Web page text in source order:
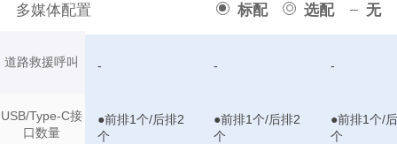
多媒体配置 标配 选配 无
道路救援呼叫
USB/Type-C接
口数量
- - -
●前排1个/后排2
个
●前排1个/后排2
个
●前排1个/
个